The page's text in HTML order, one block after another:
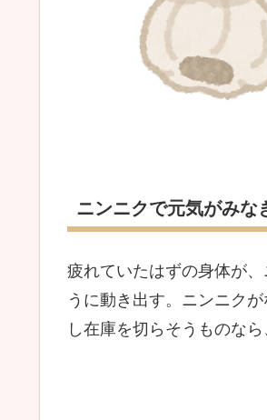
ニンニクで元気がみな
疲れていたはずの身体が
うに動き出す。ニンニク
し在庫を切らそうものな